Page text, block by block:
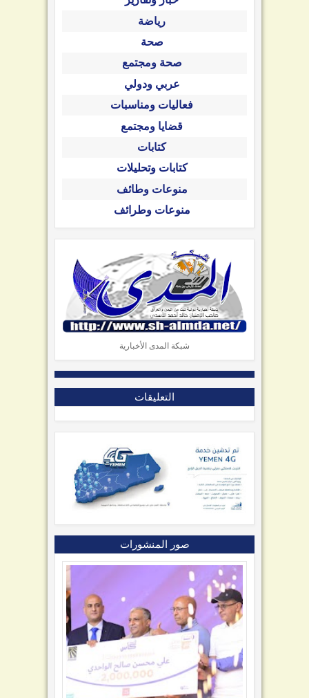
رياضة
عربي ودولي
فعاليات ومناسبات
قضايا ومجتمع
كتابات
كتابات وتحليلات
منوعات وطائف
منوعات وطرائف
شبكة المدى الأخبارية
التعليقات
صور المنشورات